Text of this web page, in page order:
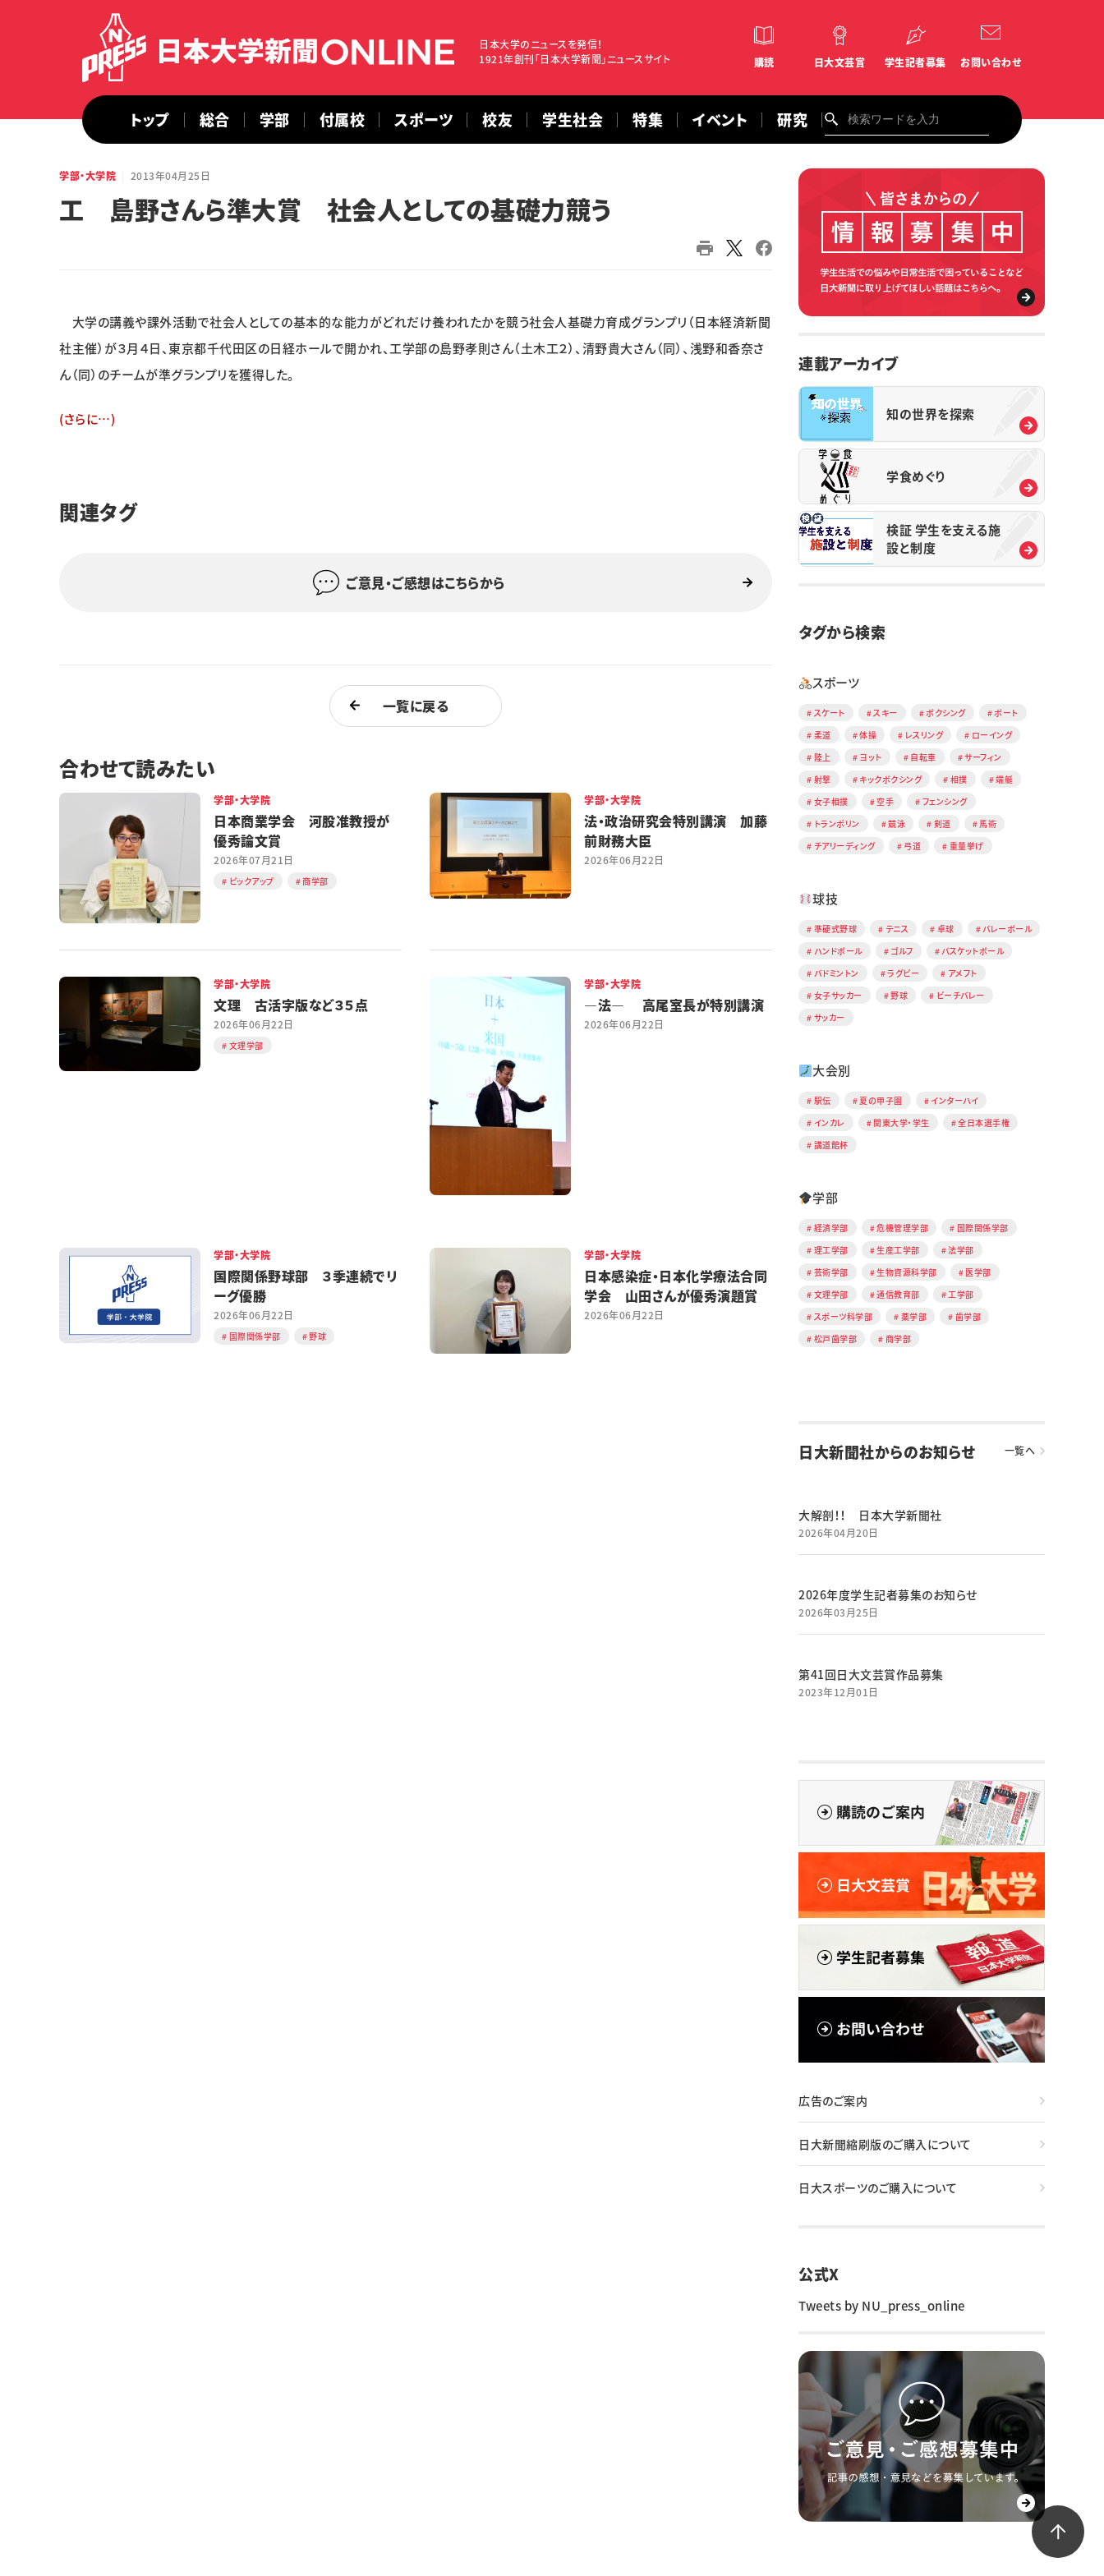
日本大学のニュースを発信！
1921年創刊「日本大学新聞」ニュースサイト
購読 日大文芸賞 学生記者募集 お問い合わせ
トップ 総合 学部 付属校 スポーツ 校友 学生社会 特集 イベント 研究
学部・大学院 2013年04月25日
工 島野さんら準大賞 社会人としての基礎力競う
大学の講義や課外活動で社会人としての基本的な能力がどれだけ養われたかを競う社会人基礎力育成グランプリ（日本経済新聞
社主催）が３月４日、東京都千代田区の日経ホールで開かれ、工学部の島野孝則さん（土木工２）、清野貴大さん（同）、浅野和香奈さ
ん（同）のチームが準グランプリを獲得した。
(さらに…)
関連タグ
ご意見・ご感想はこちらから
一覧に戻る
合わせて読みたい
学部・大学院
日本商業学会 河股准教授が
優秀論文賞
2026年07月21日
ピックアップ 商学部
学部・大学院
法・政治研究会特別講演 加藤
前財務大臣
2026年06月22日
学部・大学院
文理 古活字版など３５点
2026年06月22日
文理学部
学部・大学院
―法― 高尾室長が特別講演
2026年06月22日
学部・大学院
国際関係野球部 ３季連続でリ
ーグ優勝
2026年06月22日
国際関係学部 野球
学部・大学院
日本感染症・日本化学療法合同
学会 山田さんが優秀演題賞
2026年06月22日
連載アーカイブ
知の世界を探索
学食めぐり
検証 学生を支える施
設と制度
タグから検索
スポーツ
スケート スキー ボクシング
ボート
柔道
体操 レスリング
ローイング
陸上
ヨット 自転車
サーフィン
射撃
キックボクシング 相撲
端艇
女子相撲
空手
フェンシング
トランポリン
競泳 剣道
馬術
チアリーディング
弓道 重量挙げ
球技
準硬式野球 テニス 卓球
バレーボール
ハンドボール
ゴルフ
バスケットボール
バドミントン
ラグビー
アメフト
女子サッカー
野球
ビーチバレー
サッカー
大会別
駅伝 夏の甲子園
インターハイ
インカレ
関東大学・学生
全日本選手権
講道館杯
学部
経済学部 危機管理学部
国際関係学部
理工学部
生産工学部
法学部
芸術学部
生物資源科学部
医学部
文理学部
通信教育部
工学部
スポーツ科学部
薬学部
歯学部
松戸歯学部
商学部
日大新聞社からのお知らせ 一覧へ
大解剖！！ 日本大学新聞社
2026年04月20日
2026年度学生記者募集のお知らせ
2026年03月25日
第41回日大文芸賞作品募集
2023年12月01日
広告のご案内
日大新聞縮刷版のご購入について
日大スポーツのご購入について
公式X
Tweets by NU_press_online